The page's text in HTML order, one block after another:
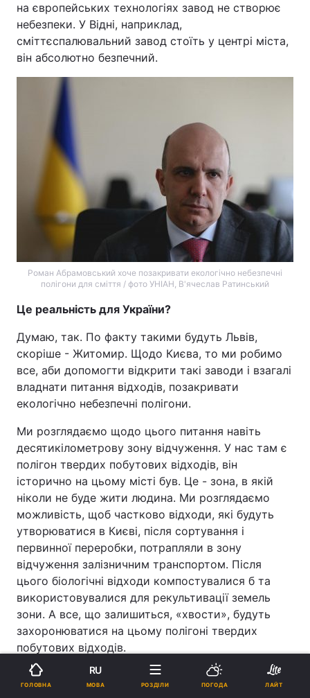
на європейських технологіях завод не створює
небезпеки. У Відні, наприклад,
сміттєспалювальний завод стоїть у центрі міста,
він абсолютно безпечний.
Роман Абрамовський хоче позакривати екологічно небезпечні
полігони для сміття / фото УНІАН, В'ячеслав Ратинський
Це реальність для України?
Думаю, так. По факту такими будуть Львів,
скоріше - Житомир. Щодо Києва, то ми робимо
все, аби допомогти відкрити такі заводи і взагалі
владнати питання відходів, позакривати
екологічно небезпечні полігони.
Ми розглядаємо щодо цього питання навіть
десятикілометрову зону відчуження. У нас там є
полігон твердих побутових відходів, він
історично на цьому місті був. Це - зона, в якій
ніколи не буде жити людина. Ми розглядаємо
можливість, щоб частково відходи, які будуть
утворюватися в Києві, після сортування і
первинної переробки, потрапляли в зону
відчуження залізничним транспортом. Після
цього біологічні відходи компостувалися б та
використовувалися для рекультивації земель
зони. А все, що залишиться, «хвости», будуть
захоронюватися на цьому полігоні твердих
побутових відходів.
Це не буде звичайним звалищем?
ГОЛОВНА
RU
МОВА РОЗДІЛИ ПОГОДА ЛАЙТ